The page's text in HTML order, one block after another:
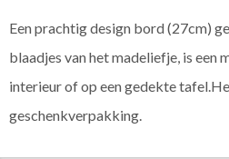
Een prachtig design bord (27cm)
blaadjes van het madeliefje, is een
interieur of op een gedekte
geschenkverpakking.